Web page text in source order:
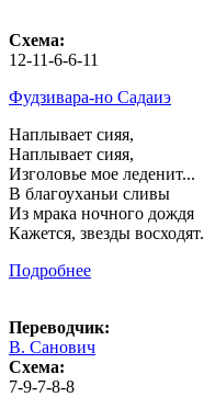
Схема:
12-11-6-6-11
Фудзивара-но Садаиэ
Наплывает сияя,
Наплывает сияя,
Изголовье мое леденит...
В благоуханьи сливы
Из мрака ночного дождя
Кажется, звезды восходят.
Подробнее
Переводчик:
В. Санович
Схема:
7-9-7-8-8